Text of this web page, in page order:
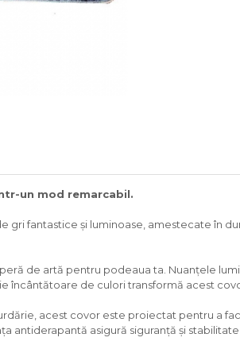
un mod remarcabil.
fantastice și luminoase, amestecate în
de artă pentru podeaua ta. Nuanțele
de culori transformă acest
acest covor este proiectat pentru a
antiderapantă asigură siguranță și